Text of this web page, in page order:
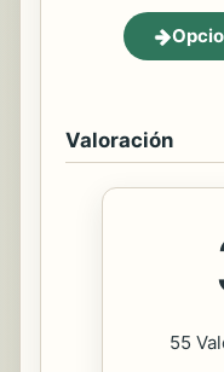
Valoración
55